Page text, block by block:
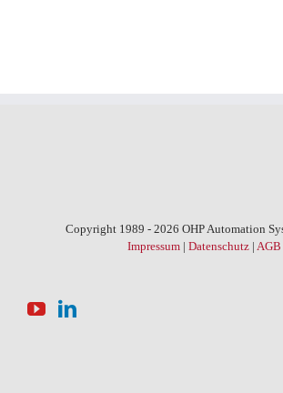
Copyright 1989 - 2026 OHP Automation
Impressum| Datenschutz| AGB